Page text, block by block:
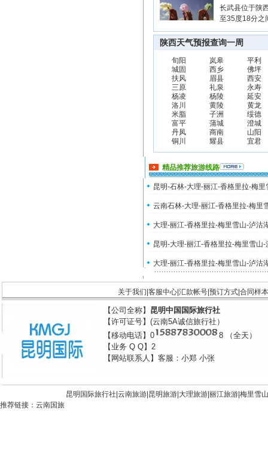
长武县位于陕
至35度18分之
陕西天气预报查询一周
旬阳 岚皋
平利
城固
西乡
佛坪
扶风
眉县
西安
三原
礼泉
永寿
杨凌
杨陵
延安
洛川
黄陵
黄龙
米脂
子洲
绥德
富平
蒲城
澄城
丹凤
商南
山阳
铜川
耀县 宜君
精品推荐旅游线路
昆明-石林-大理-丽江-香格里拉-梅
云南石林-大理-丽江-香格里拉-梅里
大理-丽江-香格里拉-梅里雪山-泸沽
昆明-大理-丽江-香格里拉-梅里雪山
大理-丽江-香格里拉-梅里雪山-泸沽
关于我们 客服中心 汇款帐号 预订方式 合同样本
【公司全称】 昆明中国国际旅行社
【许可证号】(云南5A诚信旅行社）
【移动电话】0
8 （全天）
【业务 Q Q】2
【网站联系人】客服：小郑 小张
昆明国际旅行社| 云南旅游 昆明旅游 大理旅游 丽江旅游 梅里雪山
推荐链接： 云南国旅